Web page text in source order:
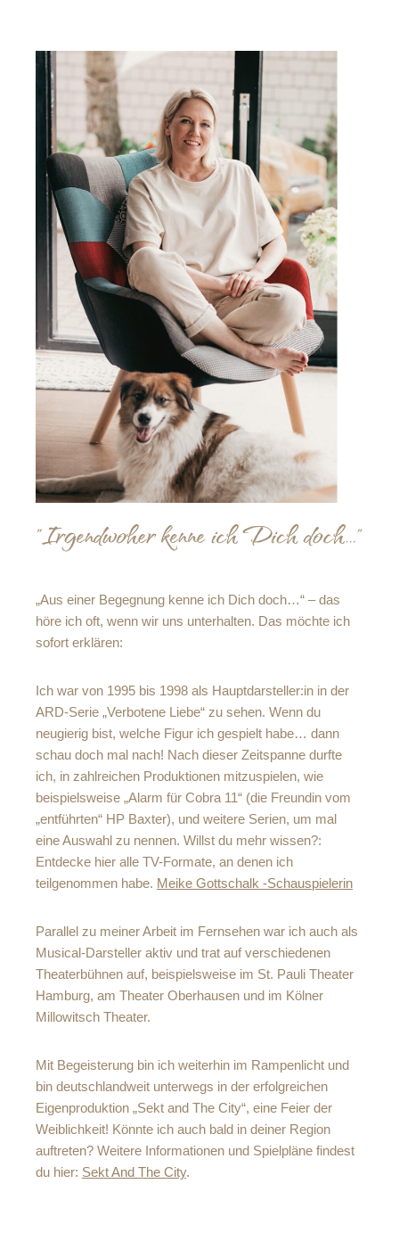
„Aus einer Begegnung kenne ich Dich doch…“ – das
höre ich oft, wenn wir uns unterhalten. Das möchte ich
sofort erklären:
Ich war von 1995 bis 1998 als Hauptdarsteller:in in der
ARD-Serie „Verbotene Liebe“ zu sehen. Wenn du
neugierig bist, welche Figur ich gespielt habe… dann
schau doch mal nach! Nach dieser Zeitspanne durfte
ich, in zahlreichen Produktionen mitzuspielen, wie
beispielsweise „Alarm für Cobra 11“ (die Freundin vom
„entführten“ HP Baxter), und weitere Serien, um mal
eine Auswahl zu nennen. Willst du mehr wissen?:
Entdecke hier alle TV-Formate, an denen ich
teilgenommen habe. Meike Gottschalk -Schauspielerin
Parallel zu meiner Arbeit im Fernsehen war ich auch als
Musical-Darsteller aktiv und trat auf verschiedenen
Theaterbühnen auf, beispielsweise im St. Pauli Theater
Hamburg, am Theater Oberhausen und im Kölner
Millowitsch Theater.
Mit Begeisterung bin ich weiterhin im Rampenlicht und
bin deutschlandweit unterwegs in der erfolgreichen
Eigenproduktion „Sekt and The City“, eine Feier der
Weiblichkeit! Könnte ich auch bald in deiner Region
auftreten? Weitere Informationen und Spielpläne findest
du hier: Sekt And The City.